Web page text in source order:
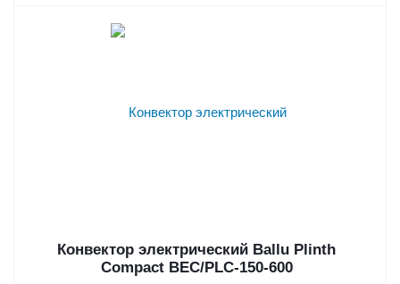
Конвектор электрический Ballu Plinth
Compact BEC/PLC-150-600